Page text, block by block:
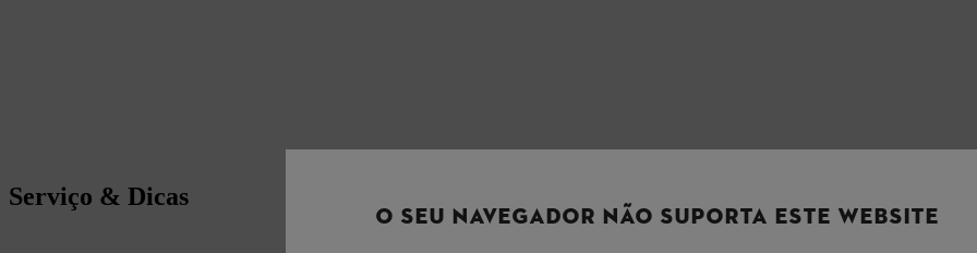
Serviço & Dicas
O SEU NAVEGADOR NÃO SUPORTA ESTE WEBSITE